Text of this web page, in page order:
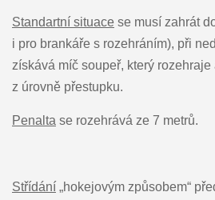
Standartní situacese musí zahrát
i pro brankáře s rozehráním), při
získává míč soupeř, který
z úrovně přestupku.
Penalta se rozehrává ze 7 metrů.
Střídání„hokejovým způsobem“